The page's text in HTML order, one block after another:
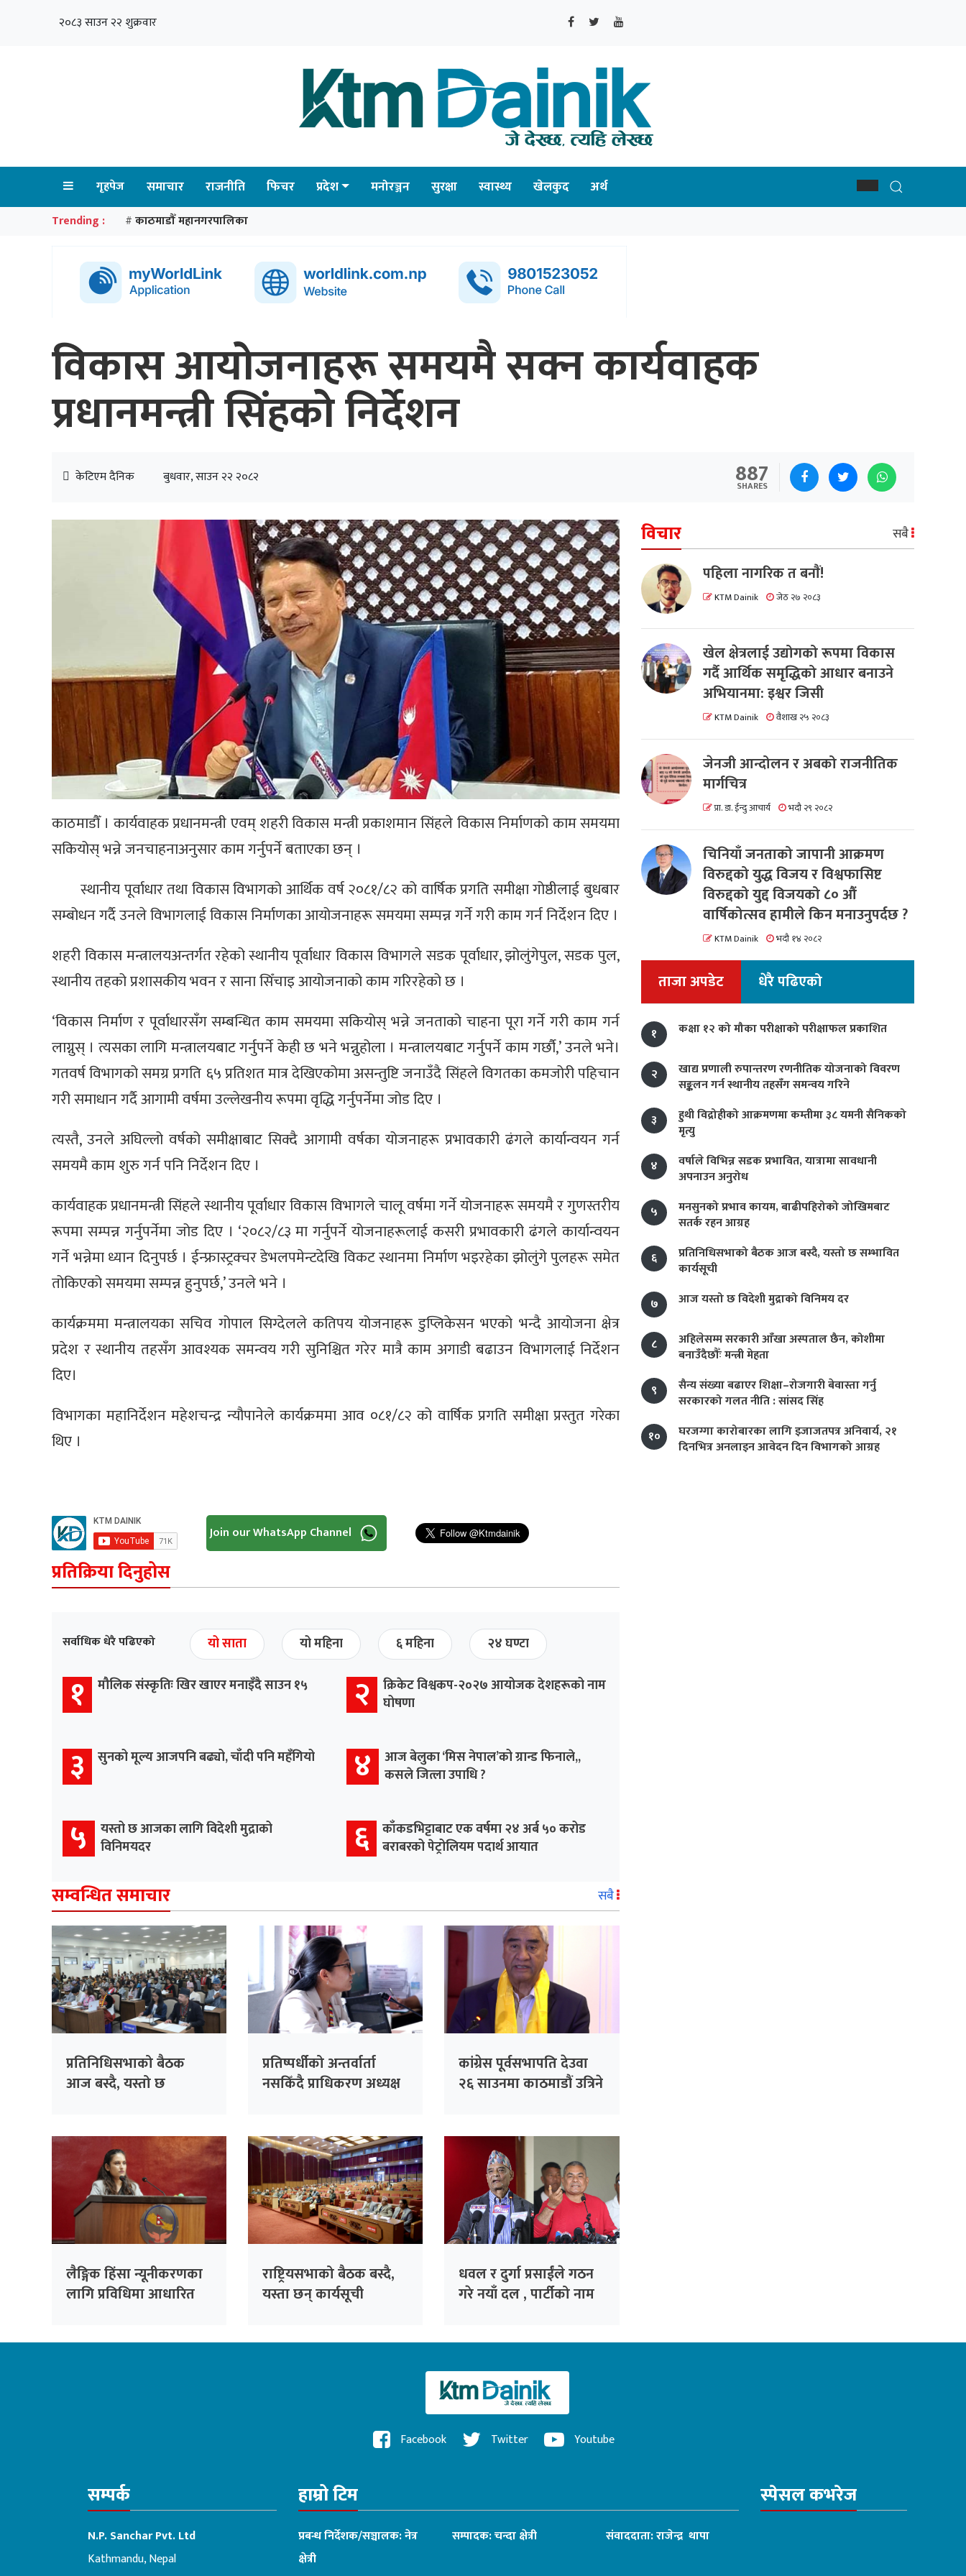
२०८३ साउन २२ शुक्रवार
गृहपेज समाचार राजनीति फिचर प्रदेश मनोरञ्जन सुरक्षा स्वास्थ्य खेलकुद अर्थ
Trending : # काठमाडौँ महानगरपालिका
विकास आयोजनाहरू समयमै सक्न कार्यवाहक
प्रधानमन्त्री सिंहको निर्देशन
केटिएम दैनिक बुधवार, साउन २२ २०८२ 887
SHARES
काठमाडौँ । कार्यवाहक प्रधानमन्त्री एवम् शहरी विकास मन्त्री प्रकाशमान सिंहले विकास निर्माणको काम समयमा
सकियोस् भन्ने जनचाहनाअनुसार काम गर्नुपर्ने बताएका छन् ।
स्थानीय पूर्वाधार तथा विकास विभागको आर्थिक वर्ष २०८१/८२ को वार्षिक प्रगति समीक्षा गोष्ठीलाई बुधबार
सम्बोधन गर्दै उनले विभागलाई विकास निर्माणका आयोजनाहरू समयमा सम्पन्न गर्ने गरी काम गर्न निर्देशन दिए ।
शहरी विकास मन्त्रालयअन्तर्गत रहेको स्थानीय पूर्वाधार विकास विभागले सडक पूर्वाधार, झोलुंगेपुल, सडक पुल,
स्थानीय तहको प्रशासकीय भवन र साना सिँचाइ आयोजनाको काम गरिरहेको छ ।
‘विकास निर्माण र पूर्वाधारसँग सम्बन्धित काम समयमा सकियोस् भन्ने जनताको चाहना पूरा गर्ने गरी काम गर्न
लाग्नुस् । त्यसका लागि मन्त्रालयबाट गर्नुपर्ने केही छ भने भन्नुहोला । मन्त्रालयबाट गर्नुपर्ने काम गर्छौ,’ उनले भने।
गतवर्ष विभागको समग्र प्रगति ६५ प्रतिशत मात्र देखिएकोमा असन्तुष्टि जनाउँदै सिंहले विगतका कमजोरी पहिचान
गरी समाधान गर्दै आगामी वर्षमा उल्लेखनीय रूपमा वृद्धि गर्नुपर्नेमा जोड दिए ।
त्यस्तै, उनले अघिल्लो वर्षको समीक्षाबाट सिक्दै आगामी वर्षका योजनाहरू प्रभावकारी ढंगले कार्यान्वयन गर्न
समयमै काम शुरु गर्न पनि निर्देशन दिए ।
कार्यवाहक प्रधानमन्त्री सिंहले स्थानीय पूर्वाधार विकास विभागले चालू वर्षमा गर्ने योजनाहरू समयमै र गुणस्तरीय
रूपमा सम्पन्न गर्नुपर्नेमा जोड दिए । ‘२०८२/८३ मा गर्नुपर्ने योजनाहरूलाई कसरी प्रभावकारी ढंगले कार्यान्वयन
गर्ने भन्नेमा ध्यान दिनुपर्छ । ईन्फ्रास्ट्रक्चर डेभलपमेन्टदेखि विकट स्थानमा निर्माण भइरहेका झोलुंगे पुलहरू समेत
तोकिएको समयमा सम्पन्न हुनुपर्छ,’ उनले भने ।
कार्यक्रममा मन्त्रालयका सचिव गोपाल सिग्देलले कतिपय योजनाहरू डुप्लिकेसन भएको भन्दै आयोजना क्षेत्र
प्रदेश र स्थानीय तहसँग आवश्यक समन्वय गरी सुनिश्चित गरेर मात्रै काम अगाडी बढाउन विभागलाई निर्देशन
दिए।
विभागका महानिर्देशन महेशचन्द्र न्यौपानेले कार्यक्रममा आव ०८१/८२ को वार्षिक प्रगति समीक्षा प्रस्तुत गरेका
थिए ।
Join our WhatsApp Channel
प्रतिक्रिया दिनुहोस
सर्वाधिक धेरै पढिएको यो साता यो महिना ६ महिना २४ घण्टा
१ मौलिक संस्कृतिः खिर खाएर मनाइँदै साउन १५ २
क्रिकेट विश्वकप-२०२७ आयोजक देशहरूको नाम
घोषणा
३ सुनको मूल्य आजपनि बढ्यो, चाँदी पनि महँगियो ४
आज बेलुका ‘मिस नेपाल’को ग्रान्ड फिनाले,,
कसले जित्ला उपाधि ?
५
यस्तो छ आजका लागि विदेशी मुद्राको
विनिमयदर
६ काँकडभिट्टाबाट एक वर्षमा २४ अर्ब ५० करोड
बराबरको पेट्रोलियम पदार्थ आयात
सम्वन्धित समाचार सबै
प्रतिनिधिसभाको बैठक
आज बस्दै, यस्तो छ
प्रतिष्पर्धीको अन्तर्वार्ता
नसकिँदै प्राधिकरण अध्यक्ष
कांग्रेस पूर्वसभापति देउवा
२६ साउनमा काठमाडौं उत्रिने
लैङ्गिक हिंसा न्यूनीकरणका
लागि प्रविधिमा आधारित
राष्ट्रियसभाको बैठक बस्दै,
यस्ता छन् कार्यसूची
धवल र दुर्गा प्रसाईंले गठन
गरे नयाँ दल , पार्टीको नाम
विचार सबै
पहिला नागरिक त बनाैं!
KTM Dainik जेठ २७ २०८३
खेल क्षेत्रलाई उद्योगको रूपमा विकास
गर्दै आर्थिक समृद्धिको आधार बनाउने
अभियानमा: इश्वर जिसी
KTM Dainik वैशाख २५ २०८३
जेनजी आन्दोलन र अबको राजनीतिक
मार्गचित्र
प्रा. डा. ईन्दु आचार्य भदौ २९ २०८२
चिनियाँ जनताको जापानी आक्रमण
विरुद्दको युद्ध विजय र विश्वफासिष्ट
विरुद्दको युद्द विजयको ८० औं
वार्षिकोत्सव हामीले किन मनाउनुपर्दछ ?
KTM Dainik भदौ १४ २०८२
ताजा अपडेट धेरै पढिएको
१ कक्षा १२ को मौका परीक्षाको परीक्षाफल प्रकाशित
२
खाद्य प्रणाली रुपान्तरण रणनीतिक योजनाको विवरण
सङ्कलन गर्न स्थानीय तहसँग समन्वय गरिने
३
हुथी विद्रोहीको आक्रमणमा कम्तीमा ३८ यमनी सैनिकको
मृत्यु
४
वर्षाले विभिन्न सडक प्रभावित, यात्रामा सावधानी
अपनाउन अनुरोध
५
मनसुनको प्रभाव कायम, बाढीपहिरोको जोखिमबाट
सतर्क रहन आग्रह
६
प्रतिनिधिसभाको बैठक आज बस्दै, यस्तो छ सम्भावित
कार्यसूची
७
आज यस्तो छ विदेशी मुद्राको विनिमय दर
८
अहिलेसम्म सरकारी आँखा अस्पताल छैन, कोशीमा
बनाउँदैछौँः मन्त्री मेहता
९
सैन्य संख्या बढाएर शिक्षा–रोजगारी बेवास्ता गर्नु
सरकारको गलत नीति : सांसद सिंह
१०
घरजग्गा कारोबारका लागि इजाजतपत्र अनिवार्य, २१
दिनभित्र अनलाइन आवेदन दिन विभागको आग्रह
Facebook Twitter Youtube
सम्पर्क
N.P. Sanchar Pvt. Ltd
Kathmandu, Nepal
हाम्रो टिम
प्रबन्ध निर्देशक/सञ्चालक: नेत्र
क्षेत्री
सम्पादक: चन्दा क्षेत्री संवाददाता: राजेन्द्र थापा
स्पेसल कभरेज